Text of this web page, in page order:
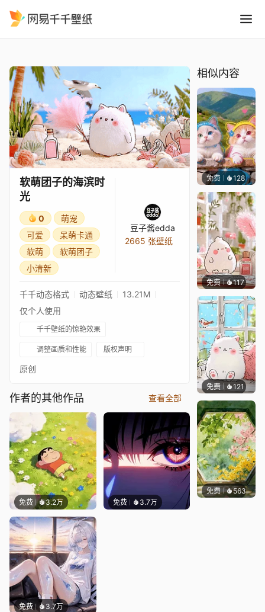
软萌团子的海滨时
光
0
萌宠
可爱
呆萌卡通
软萌
软萌团子
小清新
豆子酱edda
2665 张壁纸
千千动态格式 动态壁纸
13.21M
仅个人使用
千千壁纸的惊艳效果
调整画质和性能 版权声明
原创
作者的其他作品 查看全部
免费 3.2万 免费 3.7万
免费 3.7万
相似内容
免费 128豆子
免费 117豆子
免费 121豆子
免费 563渔小小